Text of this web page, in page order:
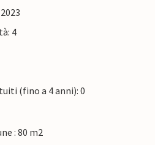
4
(fino a 4 anni): 0
: 80 m2